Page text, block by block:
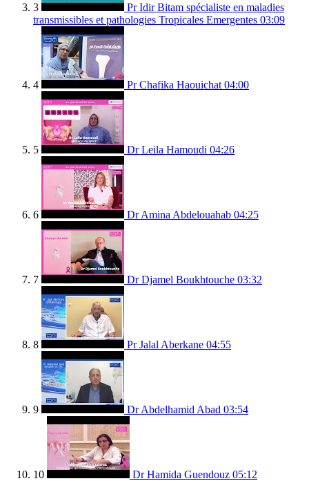
3
Pr Idir Bitam spécialiste en maladies
transmissibles et pathologies Tropicales Emergentes 03:09
4 Pr Chafika Haouichat 04:00
5 Dr Leila Hamoudi 04:26
6 Dr Amina Abdelouahab 04:25
7 Dr Djamel Boukhtouche 03:32
8 Pr Jalal Aberkane 04:55
9 Dr Abdelhamid Abad 03:54
10 Dr Hamida Guendouz 05:12